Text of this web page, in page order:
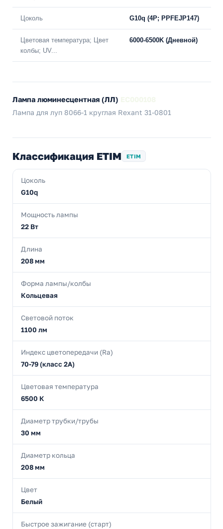
Цоколь G10q (4P; PPFEJP147)
Цветовая температура; Цвет
колбы; UV...
6000-6500K (Дневной)
Лампа люминесцентная (ЛЛ)
Лампа для луп 8066-1 круглая Rexant 31-0801
Классификация ETIM ETIM
Цоколь
G10q
Мощность лампы
22 Вт
Длина
208 мм
Форма лампы/колбы
Кольцевая
Световой поток
1100 лм
Индекс цветопередачи (Ra)
70-79 (класс 2А)
Цветовая температура
6500 К
Диаметр трубки/трубы
30 мм
Диаметр кольца
208 мм
Цвет
Белый
Быстрое зажигание (старт)